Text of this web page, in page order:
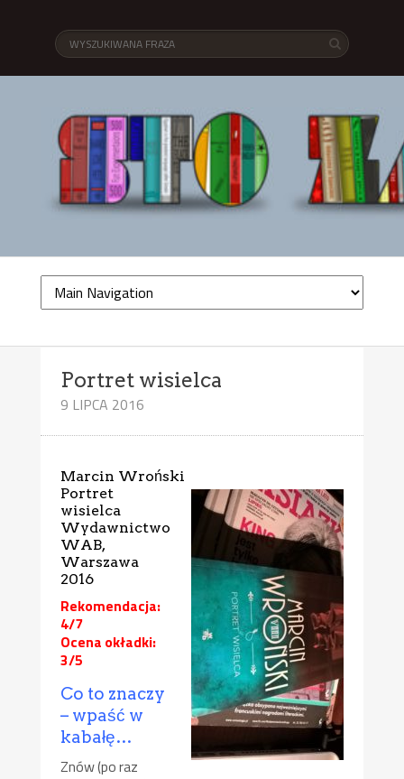
Portret wisielca
9 LIPCA 2016
Marcin Wroński
Portret
wisielca
Wydawnictwo
WAB,
Warszawa
2016
Rekomendacja:
4/7
Ocena okładki:
3/5
Co to znaczy
– wpaść w
kabałę…
Znów (po raz